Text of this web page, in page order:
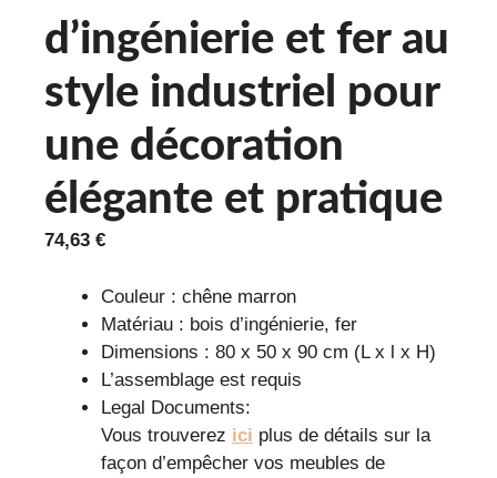
d’ingénierie et fer au
style industriel pour
une décoration
élégante et pratique
74,63 €
Couleur : chêne marron
Matériau : bois d’ingénierie, fer
Dimensions : 80 x 50 x 90 cm (L x l x H)
L’assemblage est requis
Legal Documents:
Vous trouverez ici plus de détails sur la
façon d’empêcher vos meubles de